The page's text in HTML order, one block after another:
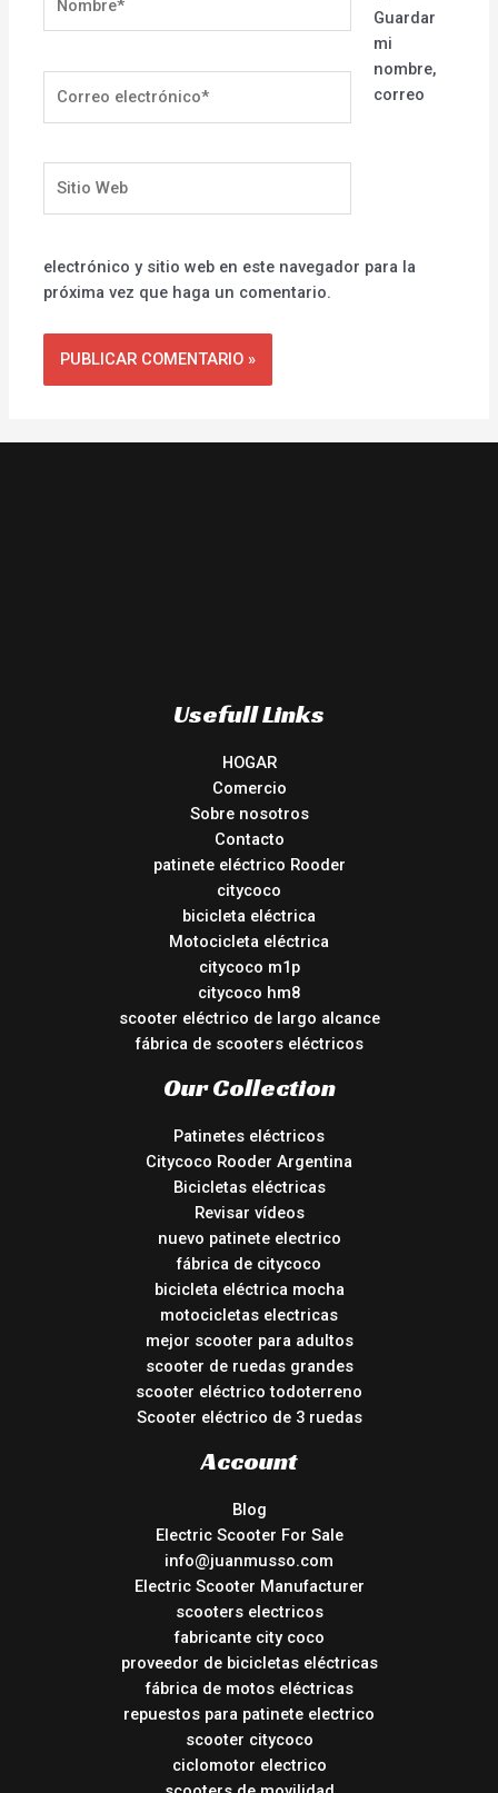
electrónico*
Web
Guardar
mi
nombre,
correo
electrónico y sitio web en este navegador para la
próxima vez que haga un comentario.
Usefull Links
HOGAR
Comercio
Sobre nosotros
Contacto
patinete eléctrico Rooder
citycoco
bicicleta eléctrica
Motocicleta eléctrica
citycoco m1p
citycoco hm8
scooter eléctrico de largo alcance
fábrica de scooters eléctricos
Our Collection
Patinetes eléctricos
Citycoco Rooder Argentina
Bicicletas eléctricas
Revisar vídeos
nuevo patinete electrico
fábrica de citycoco
bicicleta eléctrica mocha
motocicletas electricas
mejor scooter para adultos
scooter de ruedas grandes
scooter eléctrico todoterreno
Scooter eléctrico de 3 ruedas
Account
Blog
Electric Scooter For Sale
info@juanmusso.com
Electric Scooter Manufacturer
scooters electricos
fabricante city coco
proveedor de bicicletas eléctricas
fábrica de motos eléctricas
repuestos para patinete electrico
scooter citycoco
ciclomotor electrico